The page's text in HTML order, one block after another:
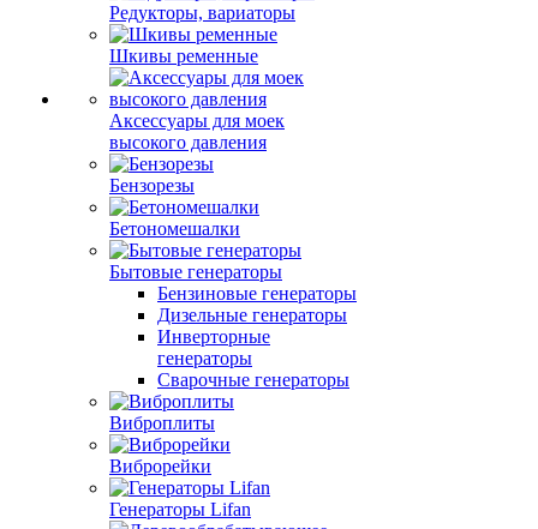
Редукторы, вариаторы
Шкивы ременные
Аксессуары для моек
высокого давления
Бензорезы
Бетономешалки
Бытовые генераторы
Бензиновые генераторы
Дизельные генераторы
Инверторные
генераторы
Сварочные генераторы
Виброплиты
Виброрейки
Генераторы Lifan